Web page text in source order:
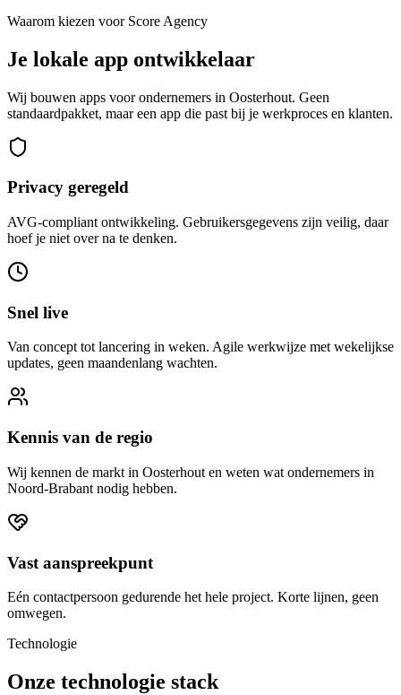
Waarom kiezen voor Score Agency
Je lokale app ontwikkelaar
Wij bouwen apps voor ondernemers in Oosterhout. Geen
standaardpakket, maar een app die past bij je werkproces en klanten.
Privacy geregeld
AVG-compliant ontwikkeling. Gebruikersgegevens zijn veilig, daar
hoef je niet over na te denken.
Snel live
Van concept tot lancering in weken. Agile werkwijze met wekelijkse
updates, geen maandenlang wachten.
Kennis van de regio
Wij kennen de markt in Oosterhout en weten wat ondernemers in
Noord-Brabant nodig hebben.
Vast aanspreekpunt
Eén contactpersoon gedurende het hele project. Korte lijnen, geen
omwegen.
Technologie
Onze technologie stack